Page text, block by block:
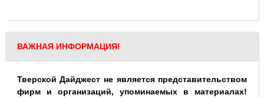
ВАЖНАЯ ИНФОРМАЦИЯ!
Тверской Дайджест не является представительством
фирм и организаций, упоминаемых в материалах!